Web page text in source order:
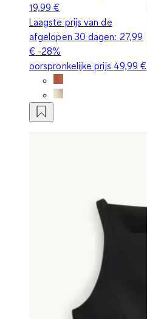
19,99 €
Laagste prijs van de
afgelopen 30 dagen: 27,99
€ -28%
oorspronkelijke prijs 49,99 €